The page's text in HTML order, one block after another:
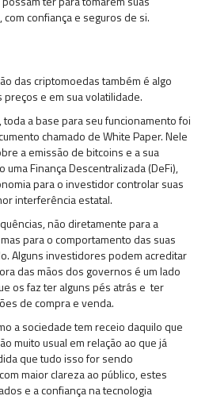
confiança e seguros de si.
das criptomoedas também é algo
preços e em sua volatilidade.
a base para seu funcionamento foi
chamado de White Paper. Nele
a emissão de bitcoins e a sua
Finança Descentralizada (DeFi),
para o investidor controlar suas
interferência estatal.
não diretamente para a
para o comportamento das suas
Alguns investidores podem acreditar
das mãos dos governos é um lado
os faz ter alguns pés atrás e ter
de compra e venda.
a sociedade tem receio daquilo que
muito usual em relação ao que já
que tudo isso for sendo
maior clareza ao público, estes
e a confiança na tecnologia